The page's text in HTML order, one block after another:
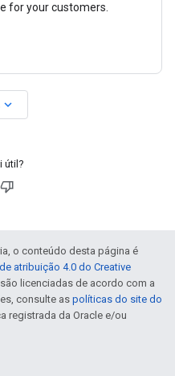
for your customers.
expand_more
útil?
o conteúdo desta página é
atribuição 4.0 do Creative
licenciadas de acordo com a
consulte as políticas do site do
registrada da Oracle e/ou